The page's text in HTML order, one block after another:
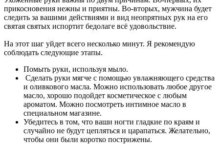
прикосновения нежны и приятны. Во-вторых, мужчина будет
следить за вашими действиями и вид неопрятных рук на его
святая святых испортит бедолаге всё удовольствие.
На этот шаг уйдет всего несколько минут. Я рекомендую
соблюдать следующие этапы.
Помыть руки, используя мыло.
Сделать руки мягче с помощью увлажняющего средства
и оливкового масла. Можно использовать любое другое
масло, хорошо подойдет косметическое с любым
ароматом. Можно посмотреть интимное масло в
специальном магазине.
Убедитесь в том, что ваши ногти гладкие по краям и
случайно не будут цепляться и царапаться. Желательно,
чтобы они были коротко пострижены.